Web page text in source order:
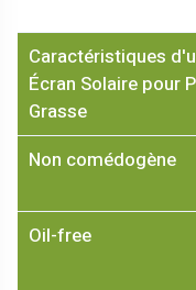
Caractéristiques
Écran Solaire pour
Grasse
Non comédogène
Oil-free